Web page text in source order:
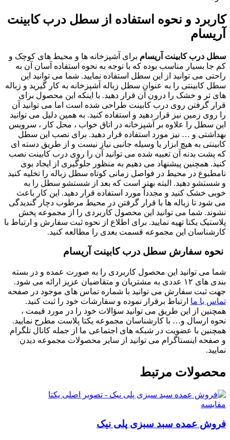
کاربرد و نحوه استفاده از سطل درب کابینت
آریسام
سطل درب کابینت آریسام برای آشپزخانه ها و محیط های کوچک و
کم جا بسیار مناسب بوده که با توجه به نحوه استفاده آسان آن به
راحتی می توانید از این سطل استفاده نمایید. شما می توانید این
سطل کابینتی را به عنوان سطل زباله آشپزخانه به کار گیرید و زباله
های تر و خشک را درون آن قرار دهید. با اینکه این محصول برای
قرار گرفتن روی درب کابینت طراحی شده است اما می توانید آن
را روی زمین نیز قرار دهید و استفاده کنید. به همین دلیل می توانید
این سطل را علاوه بر آشپزخانه در اتاق خواب ، محل کار ، سرویس
بهداشتی و … نیز مورد استفاده قرار دهید. برای نصب این سطل
کابینتی به هیچ ابزار یا وسیله جانبی نیاز نیست و از طریق دسته ای
که پشت بدنه آن تعبیه شده می توانید آن را روی درب کابینت نصب
کنید. همچنین پیشنهاد می دهیم به منظور جلوگیری از ایجاد بوی
نامطبوع در محیط در فواصل زمانی کوتاه سطل زباله را تخلیه کنید
و شستشو دهید. البته بهتر است که بعد از شستشو سطل را به
خوبی خشک کنید و مجدداً مورد استفاده قرار دهید. این کار باعث
می ‌شود تا زباله ها با قرار گرفتن در محیط مرطوب دچار گندیدگی
نشوند. شما می توانید این محصول کاربردی را از مجموعه پخش
پلاستیک یکتا تهیه نمایید. برای اطلاع از نحوه ثبت سفارش و ارتباط با
کارشناسان این مجموعه قسمت بعدی را مطالعه کنید.
نحوه سفارش سطل درب کابینت آریسام
شما می توانید این محصول کاربردی را به صورت عمده و در بسته
بندی های ۱۲ عددی به مشتریان و متقاضیان عزیز ارائه می شود.
جهت ثبت سفارش می توانید با شماره تماس های موجود در صفحه
تماس با ما ارتباط برقرار نموده و سفارشات خود را ثبت کنید.
همچنین از این طریق می توانید سؤالات خود را در مورد قیمت ،
نحوه ارسال و… با کارشناسان مجموعه یکتا پلاست مطرح نمایید.
همچنین با عضویت در شبکه‌ های اجتماعی ما از جمله کانال تلگرام
و صفحه اینستاگرام می ‌توانید از سایر محصولات مجموعه دیدن
نمایید.
محصولات مرتبط
مقایسه
فروش عمده سبد سبزی پلی نیک